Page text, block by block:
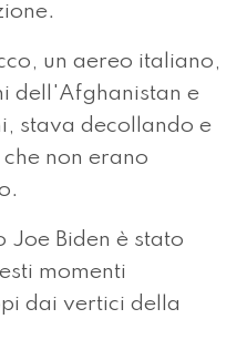
un aereo italiano,
dell'Afghanistan e
stava decollando e
non erano
Joe Biden è stato
momenti
dai vertici della